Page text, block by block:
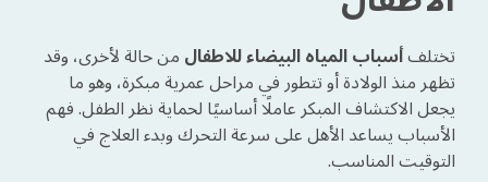
تختلفأسباب المياه البيضاء للاطفالمن حالة لأخرى، وقد
تظهر منذ الولادة أو تتطور في مراحل عمرية مبكرة، وهو ما
يجعل الاكتشاف المبكر عاملًا أساسيًا لحماية نظر الطفل. فهم
الأسباب يساعد الأهل على سرعة التحرك وبدء العلاج في
التوقيت المناسب.